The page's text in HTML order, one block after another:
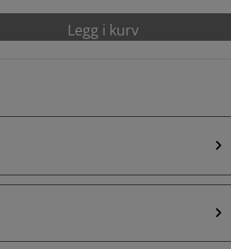
Legg i kurv